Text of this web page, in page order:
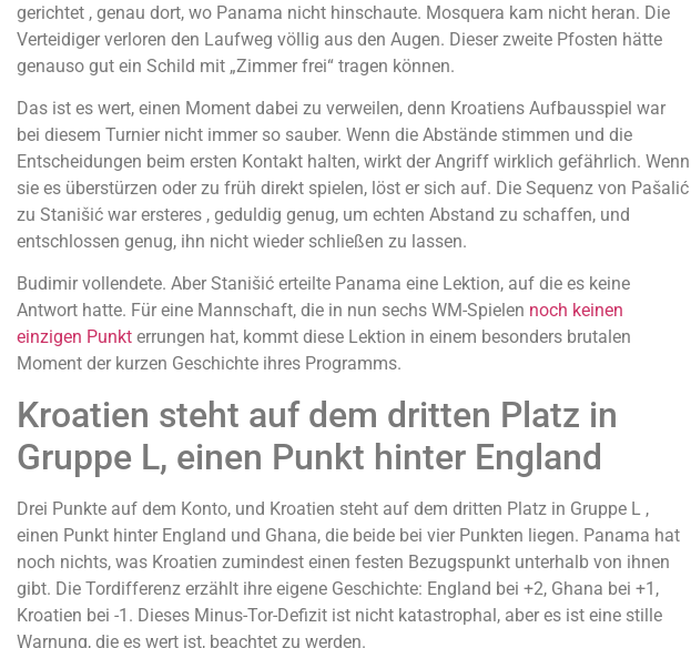
gerichtet , genau dort, wo Panama nicht hinschaute. Mosquera kam nicht heran. Die
Verteidiger verloren den Laufweg völlig aus den Augen. Dieser zweite Pfosten hätte
genauso gut ein Schild mit „Zimmer frei“ tragen können.
Das ist es wert, einen Moment dabei zu verweilen, denn Kroatiens Aufbausspiel war
bei diesem Turnier nicht immer so sauber. Wenn die Abstände stimmen und die
Entscheidungen beim ersten Kontakt halten, wirkt der Angriff wirklich gefährlich. Wenn
sie es überstürzen oder zu früh direkt spielen, löst er sich auf. Die Sequenz von Pašalić
zu Stanišić war ersteres , geduldig genug, um echten Abstand zu schaffen, und
entschlossen genug, ihn nicht wieder schließen zu lassen.
Budimir vollendete. Aber Stanišić erteilte Panama eine Lektion, auf die es keine
Antwort hatte. Für eine Mannschaft, die in nun sechs WM-Spielen noch keinen
einzigen Punkt errungen hat, kommt diese Lektion in einem besonders brutalen
Moment der kurzen Geschichte ihres Programms.
Kroatien steht auf dem dritten Platz in
Gruppe L, einen Punkt hinter England
Drei Punkte auf dem Konto, und Kroatien steht auf dem dritten Platz in Gruppe L ,
einen Punkt hinter England und Ghana, die beide bei vier Punkten liegen. Panama hat
noch nichts, was Kroatien zumindest einen festen Bezugspunkt unterhalb von ihnen
gibt. Die Tordifferenz erzählt ihre eigene Geschichte: England bei +2, Ghana bei +1,
Kroatien bei -1. Dieses Minus-Tor-Defizit ist nicht katastrophal, aber es ist eine stille
Warnung, die es wert ist, beachtet zu werden.